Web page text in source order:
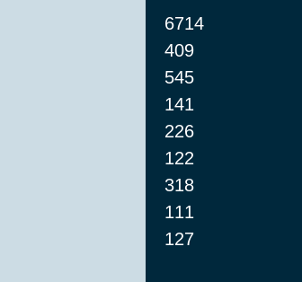
6714
409
545
141
226
122
318
111
127